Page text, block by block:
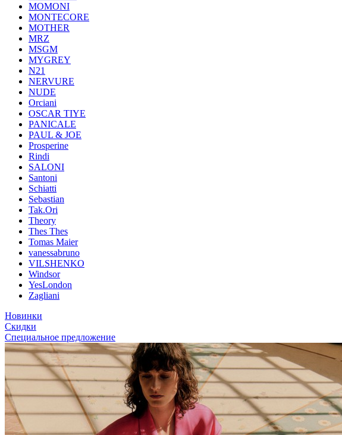
MOMONI
MONTECORE
MOTHER
MRZ
MSGM
MYGREY
N21
NERVURE
NUDE
Orciani
OSCAR TIYE
PANICALE
PAUL & JOE
Prosperine
Rindi
SALONI
Santoni
Schiatti
Sebastian
Tak.Ori
Theory
Thes Thes
Tomas Maier
vanessabruno
VILSHENKO
Windsor
YesLondon
Zagliani
Новинки
Скидки
Специальное предложение